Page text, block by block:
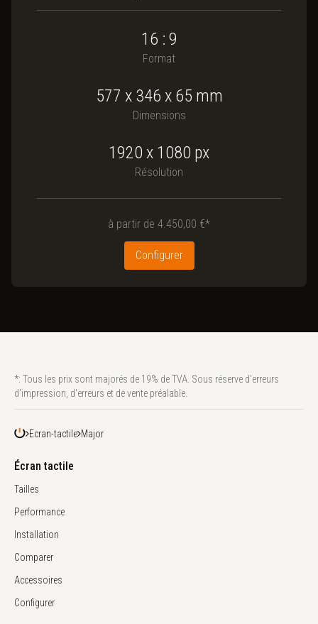
Format
16 : 9
Dimensions
577 x 346 x 65 mm
Résolution
1920 x 1080 px
à partir de 4.450,00 €*
Configurer
*: Tous les prix sont majorés de 19% de TVA. Sous réserve d'erreurs
d'impression, d'erreurs et de vente préalable.
Ecran-tactile Major
Écran tactile
Tailles
Performance
Installation
Comparer
Accessoires
Configurer